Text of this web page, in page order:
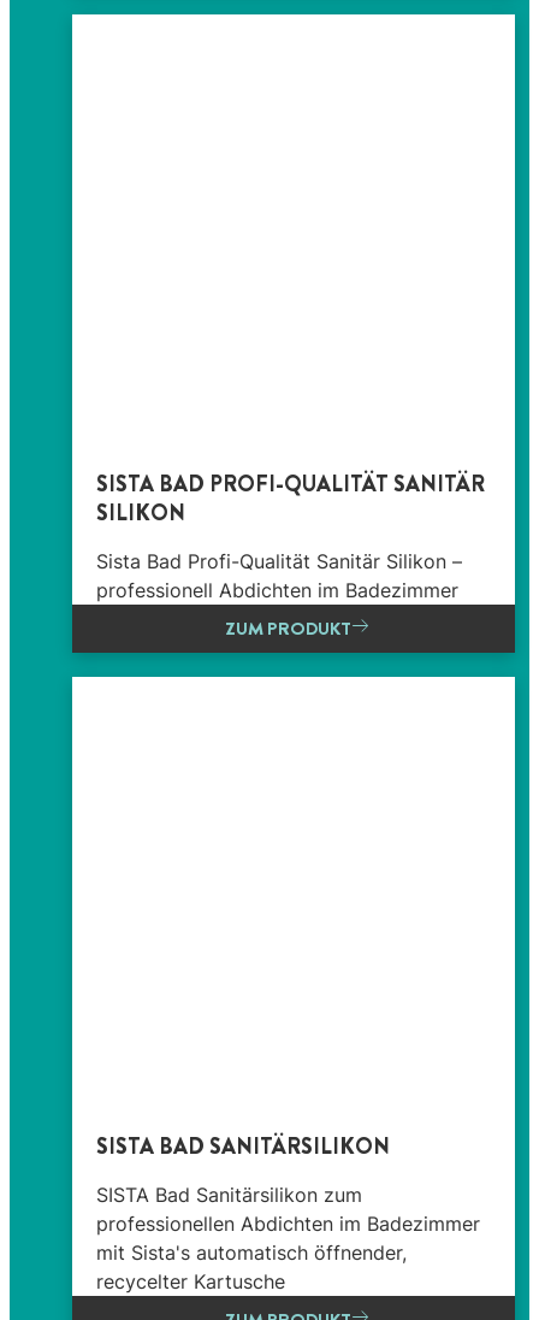
SISTA BAD PROFI-QUALITÄT SANITÄR
SILIKON
Sista Bad Profi-Qualität Sanitär Silikon –
professionell Abdichten im Badezimmer
ZUM PRODUKT
SISTA BAD SANITÄRSILIKON
SISTA Bad Sanitärsilikon zum
professionellen Abdichten im Badezimmer
mit Sista's automatisch öffnender,
recycelter Kartusche